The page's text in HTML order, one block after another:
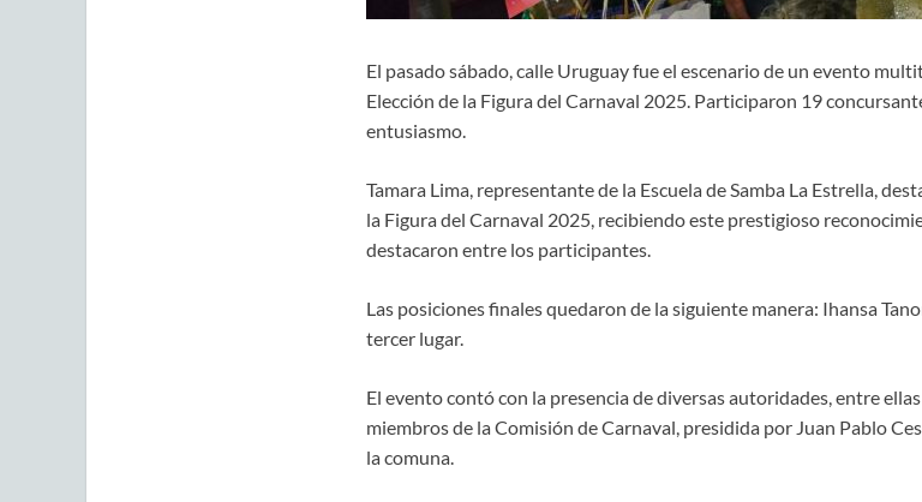
El pasado sábado, calle Uruguay fue el escenario de un evento
Elección de la Figura del Carnaval 2025. Participaron 19
entusiasmo.
Tamara Lima, representante de la Escuela de Samba La Estrella,
la Figura del Carnaval 2025, recibiendo este prestigioso
destacaron entre los participantes.
Las posiciones finales quedaron de la siguiente manera: Ihansa
tercer lugar.
El evento contó con la presencia de diversas autoridades, entre
miembros de la Comisión de Carnaval, presidida por Juan Pablo
la comuna.